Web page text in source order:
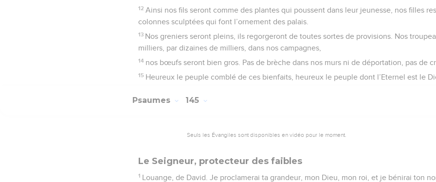
12 Ainsi nos fils seront comme des plantes qui poussent dans leur jeunesse, nos filles
colonnes sculptées qui font l’ornement des palais.
13 Nos greniers seront pleins, ils regorgeront de toutes sortes de provisions. Nos
milliers, par dizaines de milliers, dans nos campagnes,
14 nos bœufs seront bien gros. Pas de brèche dans nos murs ni de déportation, pas de
15 Heureux le peuple comblé de ces bienfaits, heureux le peuple dont l’Eternel est le
Psaumes 145
Seuls les Évangiles sont disponibles en vidéo pour le moment.
Le Seigneur, protecteur des faibles
1 Louange, de David. Je proclamerai ta grandeur, mon Dieu, mon roi, et je bénirai ton